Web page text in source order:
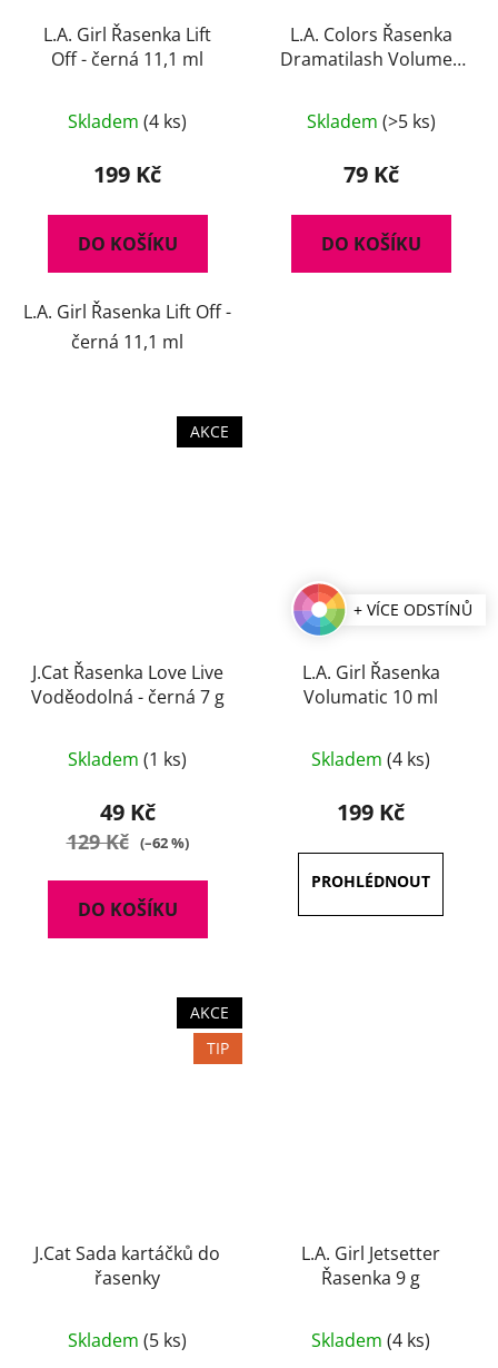
L.A. Girl Řasenka Lift
Off - černá 11,1 ml
Skladem (4 ks)
199 Kč
DO KOŠÍKU
L.A. Girl Řasenka Lift Off -
černá 11,1 ml
L.A. Colors Řasenka
Dramatilash Volume -
Skladem (>5 ks)
79 Kč
DO KOŠÍKU
AKCE
J.Cat Řasenka Love Live
Voděodolná - černá 7 g
Skladem (1 ks)
49 Kč
129 Kč (–62 %)
DO KOŠÍKU
+ VÍCE ODSTÍNŮ
L.A. Girl Řasenka
Volumatic 10 ml
hodnocení
produktu
3,7
z
5
Skladem (4 ks)
199 Kč
AKCE
TIP
J.Cat Sada kartáčků do
řasenky
Skladem (5 ks)
L.A. Girl Jetsetter
Řasenka 9 g
hodnocení
Skladem (4 ks)